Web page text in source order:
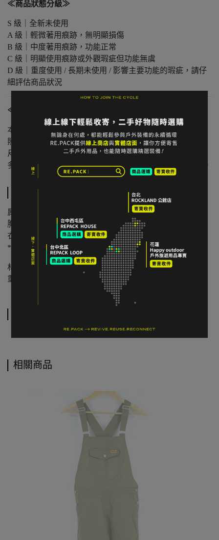
≪商品狀態分級≫
S 級｜全新未使用
A 級｜輕微著用痕跡，無明顯損傷
B 級｜中度著用痕跡，功能正常
C 級｜明顯使用痕跡或外觀瑕疵但功能無虞
D 級｜重度使用 / 長期未使用 / 影響主要功能的瑕疵，請仔
細評估商品狀況
≪注意事項≫
本店與實體店同步販售，庫存可能有時間差。
照片已盡量呈現實色，螢幕設定不同可能略有差異。
尺寸為人工測量，可能有些微誤差。
多件不同門市商品將併單出貨，出貨時間可能延後 1–2 日。
肩寬：38 cm
胸寬平量：47 cm
衣長：64 cm
*人工測量含 ±2 cm 誤差值
材質：100% Organic Cotton 有機棉
重量：約 140–180 公克級距
相關商品